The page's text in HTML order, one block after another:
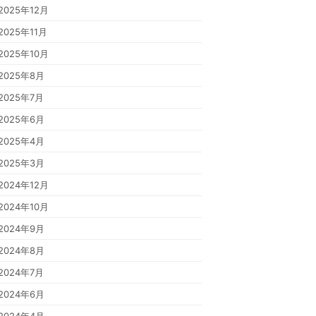
年12月
年11月
年10月
年8月
年7月
年6月
年4月
年3月
年12月
年10月
年9月
年8月
年7月
年6月